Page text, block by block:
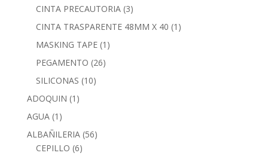
CINTA PRECAUTORIA (3)
CINTA TRASPARENTE 48MM X 40 (1)
MASKING TAPE (1)
PEGAMENTO (26)
SILICONAS (10)
ADOQUIN (1)
AGUA (1)
ALBAÑILERIA (56)
CEPILLO (6)